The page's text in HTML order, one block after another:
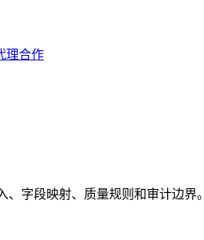
理合作
字段映射、质量规则和审计边界。